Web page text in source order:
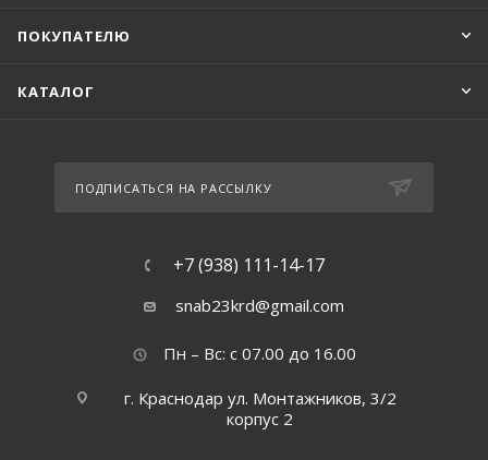
ПОКУПАТЕЛЮ
КАТАЛОГ
ПОДПИСАТЬСЯ НА РАССЫЛКУ
+7 (938) 111-14-17
snab23krd@gmail.com
Пн – Вс: с 07.00 до 16.00
г. Краснодар ул. Монтажников, 3/2
корпус 2